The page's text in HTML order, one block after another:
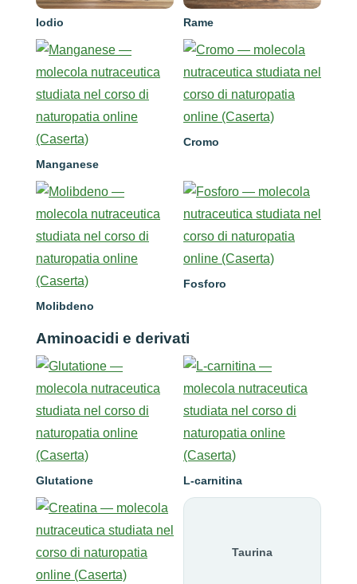
Iodio Rame
Manganese
Cromo
Molibdeno
Fosforo
Aminoacidi e derivati
Glutatione L-carnitina
Taurina